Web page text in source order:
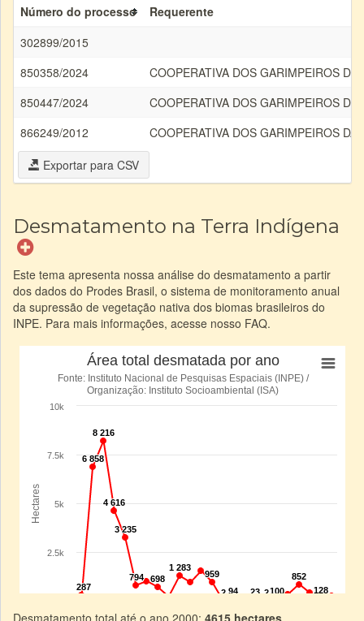
Número do processo
Requerente
302899/2015
850358/2024
COOPERATIVA DOS GARIMPEIROS
850447/2024
COOPERATIVA DOS GARIMPEIROS
866249/2012
COOPERATIVA DOS GARIMPEIROS
Exportar para CSV
Desmatamento na Terra Indígena
Este tema apresenta nossa análise do desmatamento a partir
dos dados do Prodes Brasil, o sistema de monitoramento anual
da supressão de vegetação nativa dos biomas brasileiros do
INPE. Para mais informações, acesse nosso FAQ.
Desmatamento total até o ano 2000: 4615 hectares